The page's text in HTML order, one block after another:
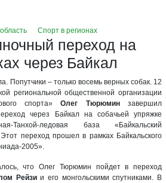
Спорт в регионах
переход на
через Байкал
Попутчики – только восемь верных собак. 12
региональной общественной организации
спорта»Олег Тюрюминзавершил
через Байкал на собачьей упряжке
Танхой-ледовая база «Байкальский
переход прошел в рамках Байкальского
2005».
что Олег Тюрюмин пойдет в переход
Рейзии его монгольскими спутниками. В